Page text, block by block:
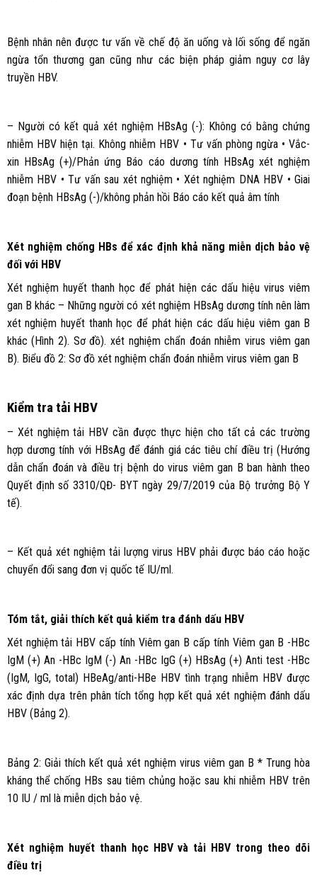
Bệnh nhân nên được tư vấn về chế độ ăn uống và lối sống để ngăn
ngừa tổn thương gan cũng như các biện pháp giảm nguy cơ lây
truyền HBV.
– Người có kết quả xét nghiệm HBsAg (-): Không có bằng chứng
nhiễm HBV hiện tại. Không nhiễm HBV • Tư vấn phòng ngừa • Vắc-
xin HBsAg (+)/Phản ứng Báo cáo dương tính HBsAg xét nghiệm
nhiễm HBV • Tư vấn sau xét nghiệm • Xét nghiệm DNA HBV • Giai
đoạn bệnh HBsAg (-)/không phản hồi Báo cáo kết quả âm tính
Xét nghiệm chống HBs để xác định khả năng miễn dịch bảo vệ
đối với HBV
Xét nghiệm huyết thanh học để phát hiện các dấu hiệu virus viêm
gan B khác – Những người có xét nghiệm HBsAg dương tính nên làm
xét nghiệm huyết thanh học để phát hiện các dấu hiệu viêm gan B
khác (Hình 2). Sơ đồ). xét nghiệm chẩn đoán nhiễm virus viêm gan
B). Biểu đồ 2: Sơ đồ xét nghiệm chẩn đoán nhiễm virus viêm gan B
Kiểm tra tải HBV
– Xét nghiệm tải HBV cần được thực hiện cho tất cả các trường
hợp dương tính với HBsAg để đánh giá các tiêu chí điều trị (Hướng
dẫn chẩn đoán và điều trị bệnh do virus viêm gan B ban hành theo
Quyết định số 3310/QĐ- BYT ngày 29/7/2019 của Bộ trưởng Bộ Y
tế).
– Kết quả xét nghiệm tải lượng virus HBV phải được báo cáo hoặc
chuyển đổi sang đơn vị quốc tế IU/ml.
Tóm tắt, giải thích kết quả kiểm tra đánh dấu HBV
Xét nghiệm tải HBV cấp tính Viêm gan B cấp tính Viêm gan B -HBc
IgM (+) An -HBc IgM (-) An -HBc IgG (+) HBsAg (+) Anti test -HBc
(IgM, IgG, total) HBeAg/anti-HBe HBV tình trạng nhiễm HBV được
xác định dựa trên phân tích tổng hợp kết quả xét nghiệm đánh dấu
HBV (Bảng 2).
Bảng 2: Giải thích kết quả xét nghiệm virus viêm gan B * Trung hòa
kháng thể chống HBs sau tiêm chủng hoặc sau khi nhiễm HBV trên
10 IU / ml là miễn dịch bảo vệ.
Xét nghiệm huyết thanh học HBV và tải HBV trong theo dõi
điều trị